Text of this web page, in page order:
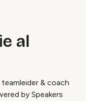
al
& coach
by Speakers